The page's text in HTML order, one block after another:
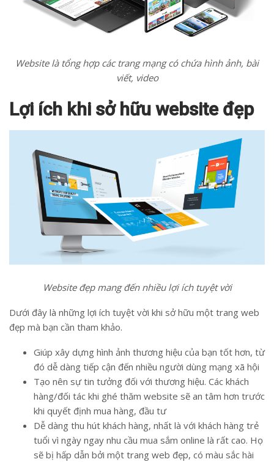
Website là tổng hợp các trang mạng có chứa hình ảnh, bài
viết, video
Lợi ích khi sở hữu website đẹp
Website đẹp mang đến nhiều lợi ích tuyệt vời
Dưới đây là những lợi ích tuyệt vời khi sở hữu một trang web
đẹp mà bạn cần tham khảo.
Giúp xây dựng hình ảnh thương hiệu của bạn tốt hơn, từ
đó dễ dàng tiếp cận đến nhiều người dùng mạng xã hội
Tạo nên sự tin tưởng đối với thương hiệu. Các khách
hàng/đối tác khi ghé thăm website sẽ an tâm hơn trước
khi quyết định mua hàng, đầu tư
Dễ dàng thu hút khách hàng, nhất là với khách hàng trẻ
tuổi vì ngày ngay nhu cầu mua sắm online là rất cao. Họ
sẽ bị hấp dẫn bởi một trang web đẹp, có màu sắc hài